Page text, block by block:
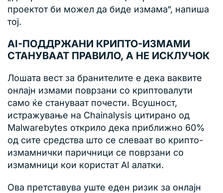
проектот би можел да биде измама“, напиша
тој.
AI-ПОДДРЖАНИ КРИПТО-ИЗМАМИ
СТАНУВААТ ПРАВИЛО, А НЕ ИСКЛУЧОК
Лошата вест за бранителите е дека ваквите
онлајн измами поврзани со криптовалути
само ќе стануваат почести. Всушност,
истражување на Chainalysis цитирано од
Malwarebytes открило дека приближно 60%
од сите средства што се слеваат во крипто-
измамнички паричници се поврзани со
измамници кои користат AI алатки.
Ова претставува уште еден ризик за онлајн